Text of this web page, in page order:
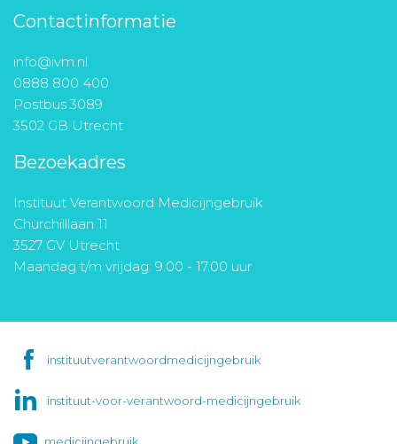
Contactinformatie
info@ivm.nl
0888 800 400
Postbus 3089
3502 GB Utrecht
Bezoekadres
Instituut Verantwoord Medicijngebruik
Churchilllaan 11
3527 GV Utrecht
Maandag t/m vrijdag: 9.00 - 17.00 uur
instituutverantwoordmedicijngebruik
instituut-voor-verantwoord-medicijngebruik